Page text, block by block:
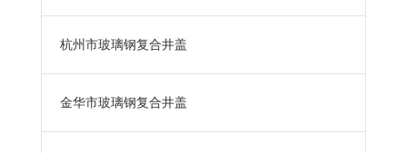
杭州市玻璃钢复合井盖
金华市玻璃钢复合井盖